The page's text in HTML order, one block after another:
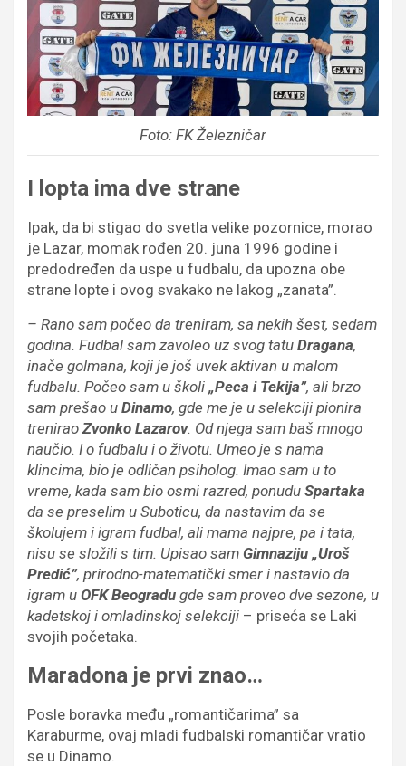
Foto: FK Železničar
I lopta ima dve strane
Ipak, da bi stigao do svetla velike pozornice, morao
je Lazar, momak rođen 20. juna 1996 godine i
predodređen da uspe u fudbalu, da upozna obe
strane lopte i ovog svakako ne lakog „zanata”.
– Rano sam počeo da treniram, sa nekih šest, sedam
godina. Fudbal sam zavoleo uz svog tatu Dragana,
inače golmana, koji je još uvek aktivan u malom
fudbalu. Počeo sam u školi „Peca i Tekija”, ali brzo
sam prešao u Dinamo, gde me je u selekciji pionira
trenirao Zvonko Lazarov. Od njega sam baš mnogo
naučio. I o fudbalu i o životu. Umeo je s nama
klincima, bio je odličan psiholog. Imao sam u to
vreme, kada sam bio osmi razred, ponudu Spartaka
da se preselim u Suboticu, da nastavim da se
školujem i igram fudbal, ali mama najpre, pa i tata,
nisu se složili s tim. Upisao sam Gimnaziju „Uroš
Predić”, prirodno-matematički smer i nastavio da
igram u OFK Beogradu gde sam proveo dve sezone, u
kadetskoj i omladinskoj selekciji – priseća se Laki
svojih početaka.
Maradona je prvi znao…
Posle boravka među „romantičarima” sa
Karaburme, ovaj mladi fudbalski romantičar vratio
se u Dinamo.